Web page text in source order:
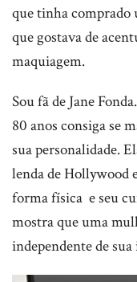
que tinha comprado
que gostava de
maquiagem.
Sou fã de Jane
80 anos consiga se
sua personalidade.
lenda de Hollywood
forma física e seu
mostra que uma
independente de sua